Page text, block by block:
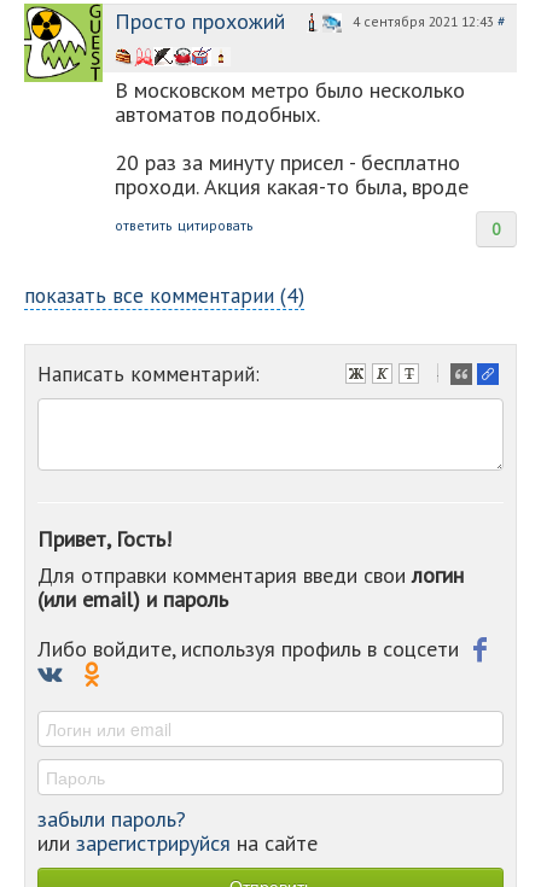
Просто прохожий 4 сентября 2021 12:43 #
В московском метро было несколько
автоматов подобных.
20 раз за минуту присел - бесплатно
проходи. Акция какая-то была, вроде
0
ответить цитировать
показать все комментарии (4)
Написать комментарий:
-
-
-
-
-
Привет, Гость!
Для отправки комментария введи своилогин
(или email) и пароль
Либо войдите, используя профиль в соцсети
забыли пароль?
или зарегистрируйся на сайте